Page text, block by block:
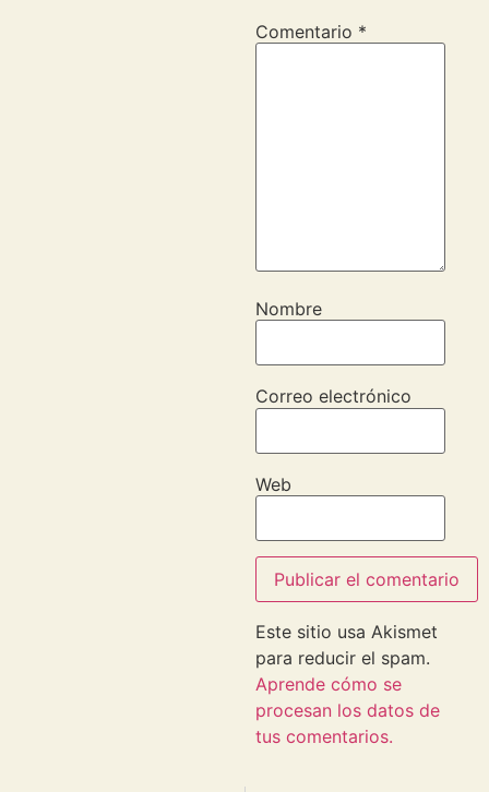
Comentario *
Nombre
Correo electrónico
Web
Este sitio usa Akismet
para reducir el spam.
Aprende cómo se
procesan los datos de
tus comentarios.